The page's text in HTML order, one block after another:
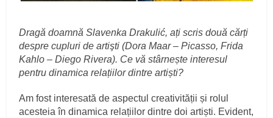
Dragă doamnă Slavenka Drakulić, ați scris două cărți
despre cupluri de artişti (Dora Maar – Picasso, Frida
Kahlo – Diego Rivera). Ce vă stârnește interesul
pentru dinamica relațiilor dintre artiști?
Am fost interesată de aspectul creativității și rolul
acesteia în dinamica relațiilor dintre doi artiști. Evident,